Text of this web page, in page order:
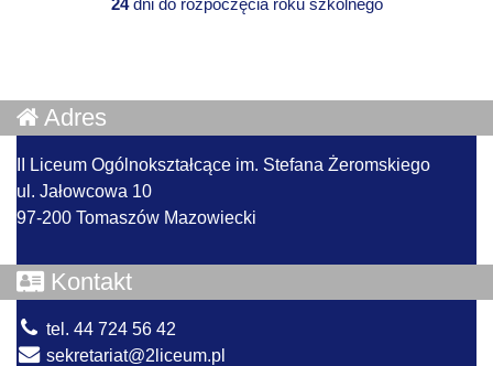
Adres
II Liceum Ogólnokształcące im. Stefana Żeromskiego
ul. Jałowcowa 10
97-200 Tomaszów Mazowiecki
Kontakt
tel. 44 724 56 42
sekretariat@2liceum.pl